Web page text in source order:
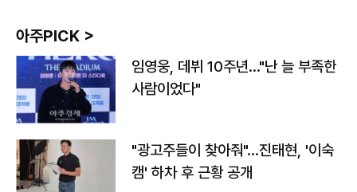
아주PICK >
임영웅, 데뷔 10주년…"난 늘 부족한
사람이었다"
"광고주들이 찾아줘"…진태현, '이숙
캠' 하차 후 근황 공개